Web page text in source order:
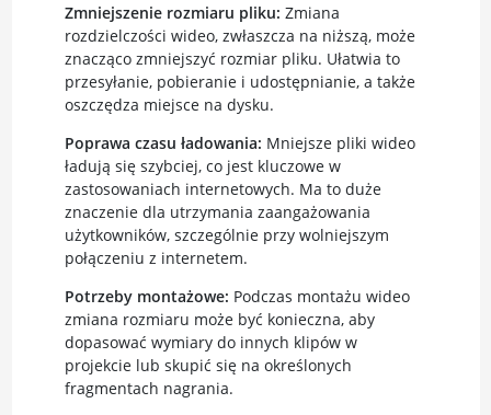
Zmniejszenie rozmiaru pliku: Zmiana
rozdzielczości wideo, zwłaszcza na niższą, może
znacząco zmniejszyć rozmiar pliku. Ułatwia to
przesyłanie, pobieranie i udostępnianie, a także
oszczędza miejsce na dysku.
Poprawa czasu ładowania: Mniejsze pliki wideo
ładują się szybciej, co jest kluczowe w
zastosowaniach internetowych. Ma to duże
znaczenie dla utrzymania zaangażowania
użytkowników, szczególnie przy wolniejszym
połączeniu z internetem.
Potrzeby montażowe: Podczas montażu wideo
zmiana rozmiaru może być konieczna, aby
dopasować wymiary do innych klipów w
projekcie lub skupić się na określonych
fragmentach nagrania.